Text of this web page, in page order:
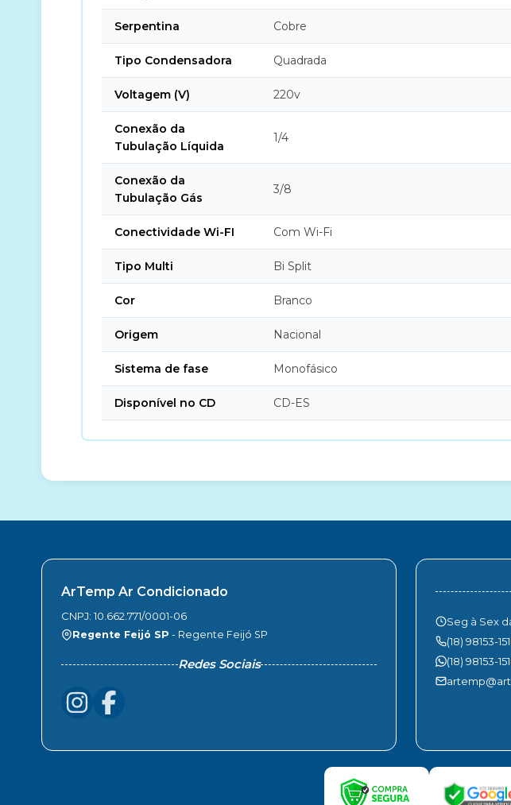
Serpentina Cobre
Tipo Condensadora Quadrada
Voltagem (V) 220v
Conexão da
Tubulação Líquida
1/4
Conexão da
Tubulação Gás
3/8
Conectividade Wi-FI Com Wi-Fi
Tipo Multi Bi Split
Cor Branco
Origem Nacional
Sistema de fase Monofásico
Disponível no CD CD-ES
ArTemp Ar Condicionado
CNPJ: 10.662.771/0001-06
Regente Feijó SP - Regente Feijó SP
Redes Sociais
Seg à Sex
(18) 98153-
(18) 98153-